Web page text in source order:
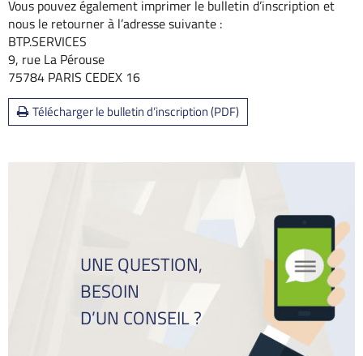
Vous pouvez également imprimer le bulletin d’inscription et
nous le retourner à l’adresse suivante :
BTP.SERVICES
9, rue La Pérouse
75784 PARIS CEDEX 16
Télécharger le bulletin d’inscription (PDF)
UNE QUESTION,
BESOIN
D’UN CONSEIL ?